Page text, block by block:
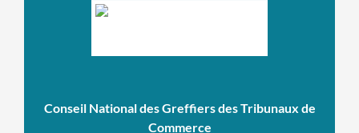
Conseil National des Greffiers des Tribunaux de
Commerce